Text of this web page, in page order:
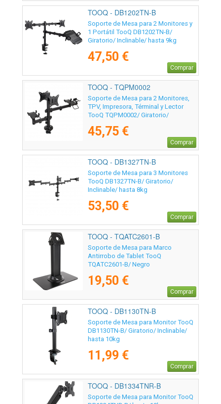
TOOQ - DB1202TN-B
Soporte de Mesa para 2 Monitores y
1 Portátil TooQ DB1202TN-B/
Giratorio/ Inclinable/ hasta 9kg
47,50 €
Comprar
TOOQ - TQPM0002
Soporte de Mesa para 2 Monitores,
TPV, Impresora, Términal y Lector
TooQ TQPM0002/ Giratorio/
45,75 €
Comprar
TOOQ - DB1327TN-B
Soporte de Mesa para 3 Monitores
TooQ DB1327TN-B/ Giratorio/
Inclinable/ hasta 8kg
53,50 €
Comprar
TOOQ - TQATC2601-B
Soporte de Mesa para Marco
Antirrobo de Tablet TooQ
TQATC2601-B/ Negro
19,50 €
Comprar
TOOQ - DB1130TN-B
Soporte de Mesa para Monitor TooQ
DB1130TN-B/ Giratorio/ Inclinable/
hasta 10kg
11,99 €
Comprar
TOOQ - DB1334TNR-B
Soporte de Mesa para Monitor TooQ